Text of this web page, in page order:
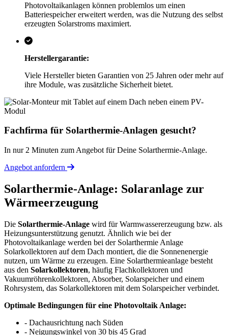
Photovoltaikanlagen können problemlos um einen
Batteriespeicher erweitert werden, was die Nutzung des selbst
erzeugten Solarstroms maximiert.
Herstellergarantie:
Viele Hersteller bieten Garantien von 25 Jahren oder mehr auf
ihre Module, was zusätzliche Sicherheit bietet.
Fachfirma für Solarthermie-Anlagen gesucht?
In nur 2 Minuten zum Angebot für Deine Solarthermie-Anlage.
Angebot anfordern
Solarthermie-Anlage: Solaranlage zur
Wärmeerzeugung
Die Solarthermie-Anlage wird für Warmwassererzeugung bzw. als
Heizungsunterstützung genutzt. Ähnlich wie bei der
Photovoltaikanlage werden bei der Solarthermie Anlage
Solarkollektoren auf dem Dach montiert, die die Sonnenenergie
nutzen, um Wärme zu erzeugen. Eine Solarthermieanlage besteht
aus den Solarkollektoren, häufig Flachkollektoren und
Vakuumröhrenkollektoren, Absorber, Solarspeicher und einem
Rohrsystem, das Solarkollektoren mit dem Solarspeicher verbindet.
Optimale Bedingungen für eine Photovoltaik Anlage:
- Dachausrichtung nach Süden
- Neigungswinkel von 30 bis 45 Grad